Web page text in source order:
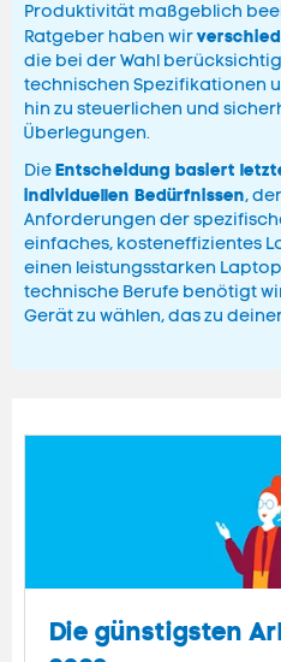
Produktivität maßgeblich
Ratgeber haben wir
die bei der Wahl
technischen Spezifikationen
hin zu steuerlichen und
Überlegungen.
DieEntscheidung basiert
individuellen Bedürfnissen,
Anforderungen der
einfaches, kosteneffizientes
einen leistungsstarken
technische Berufe benötigt
Gerät zu wählen, das zu
Die günstigsten